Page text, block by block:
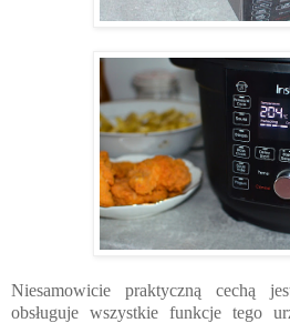
Niesamowicie praktyczną cechą
obsługuje wszystkie funkcje tego